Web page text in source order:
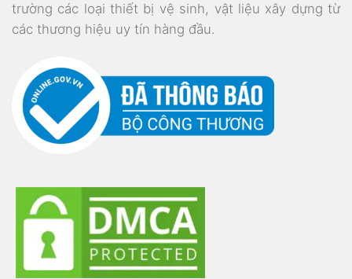
trường các loại thiết bị vệ sinh, vật liệu xây dựng từ
các thương hiệu uy tín hàng đầu.